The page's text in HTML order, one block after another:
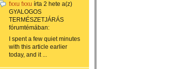
fxxu fxxu írta 2 hete a(z)
GYALOGOS
TERMÉSZETJÁRÁS
fórumtémában:
I spent a few quiet minutes
with this article earlier
today, and it ...